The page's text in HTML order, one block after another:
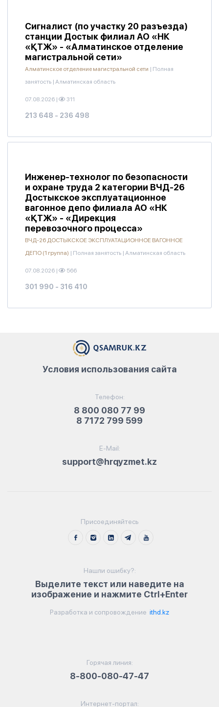
Сигналист (по участку 20 разъезда)
станции Достык филиал АО «НК
«ҚТЖ» - «Алматинское отделение
магистральной сети»
Алматинское отделение магистральной сети | Полная
занятость | Алматинская область
07.08.2026 | 311
213 648 - 236 498
Инженер-технолог по безопасности
и охране труда 2 категории ВЧД-26
Достыкское эксплуатационное
вагонное депо филиала АО «НК
«ҚТЖ» - «Дирекция
перевозочного процесса»
ВЧД-26 ДОСТЫКСКОЕ ЭКСПЛУАТАЦИОННОЕ ВАГОННОЕ
ДЕПО (1 группа) | Полная занятость | Алматинская область
07.08.2026 | 566
301 990 - 316 410
Телефон:
8 800 080 77 99
8 7172 799 599
E-Mail:
support@hrqyzmet.kz
Условия использования сайта
Присоединяйтесь
Нашли ошибку?:
Выделите текст или наведите на
изображение и нажмите Ctrl+Enter
Разработка и сопровождение ithd.kz
Горячая линия:
8-800-080-47-47
Интернет-портал: